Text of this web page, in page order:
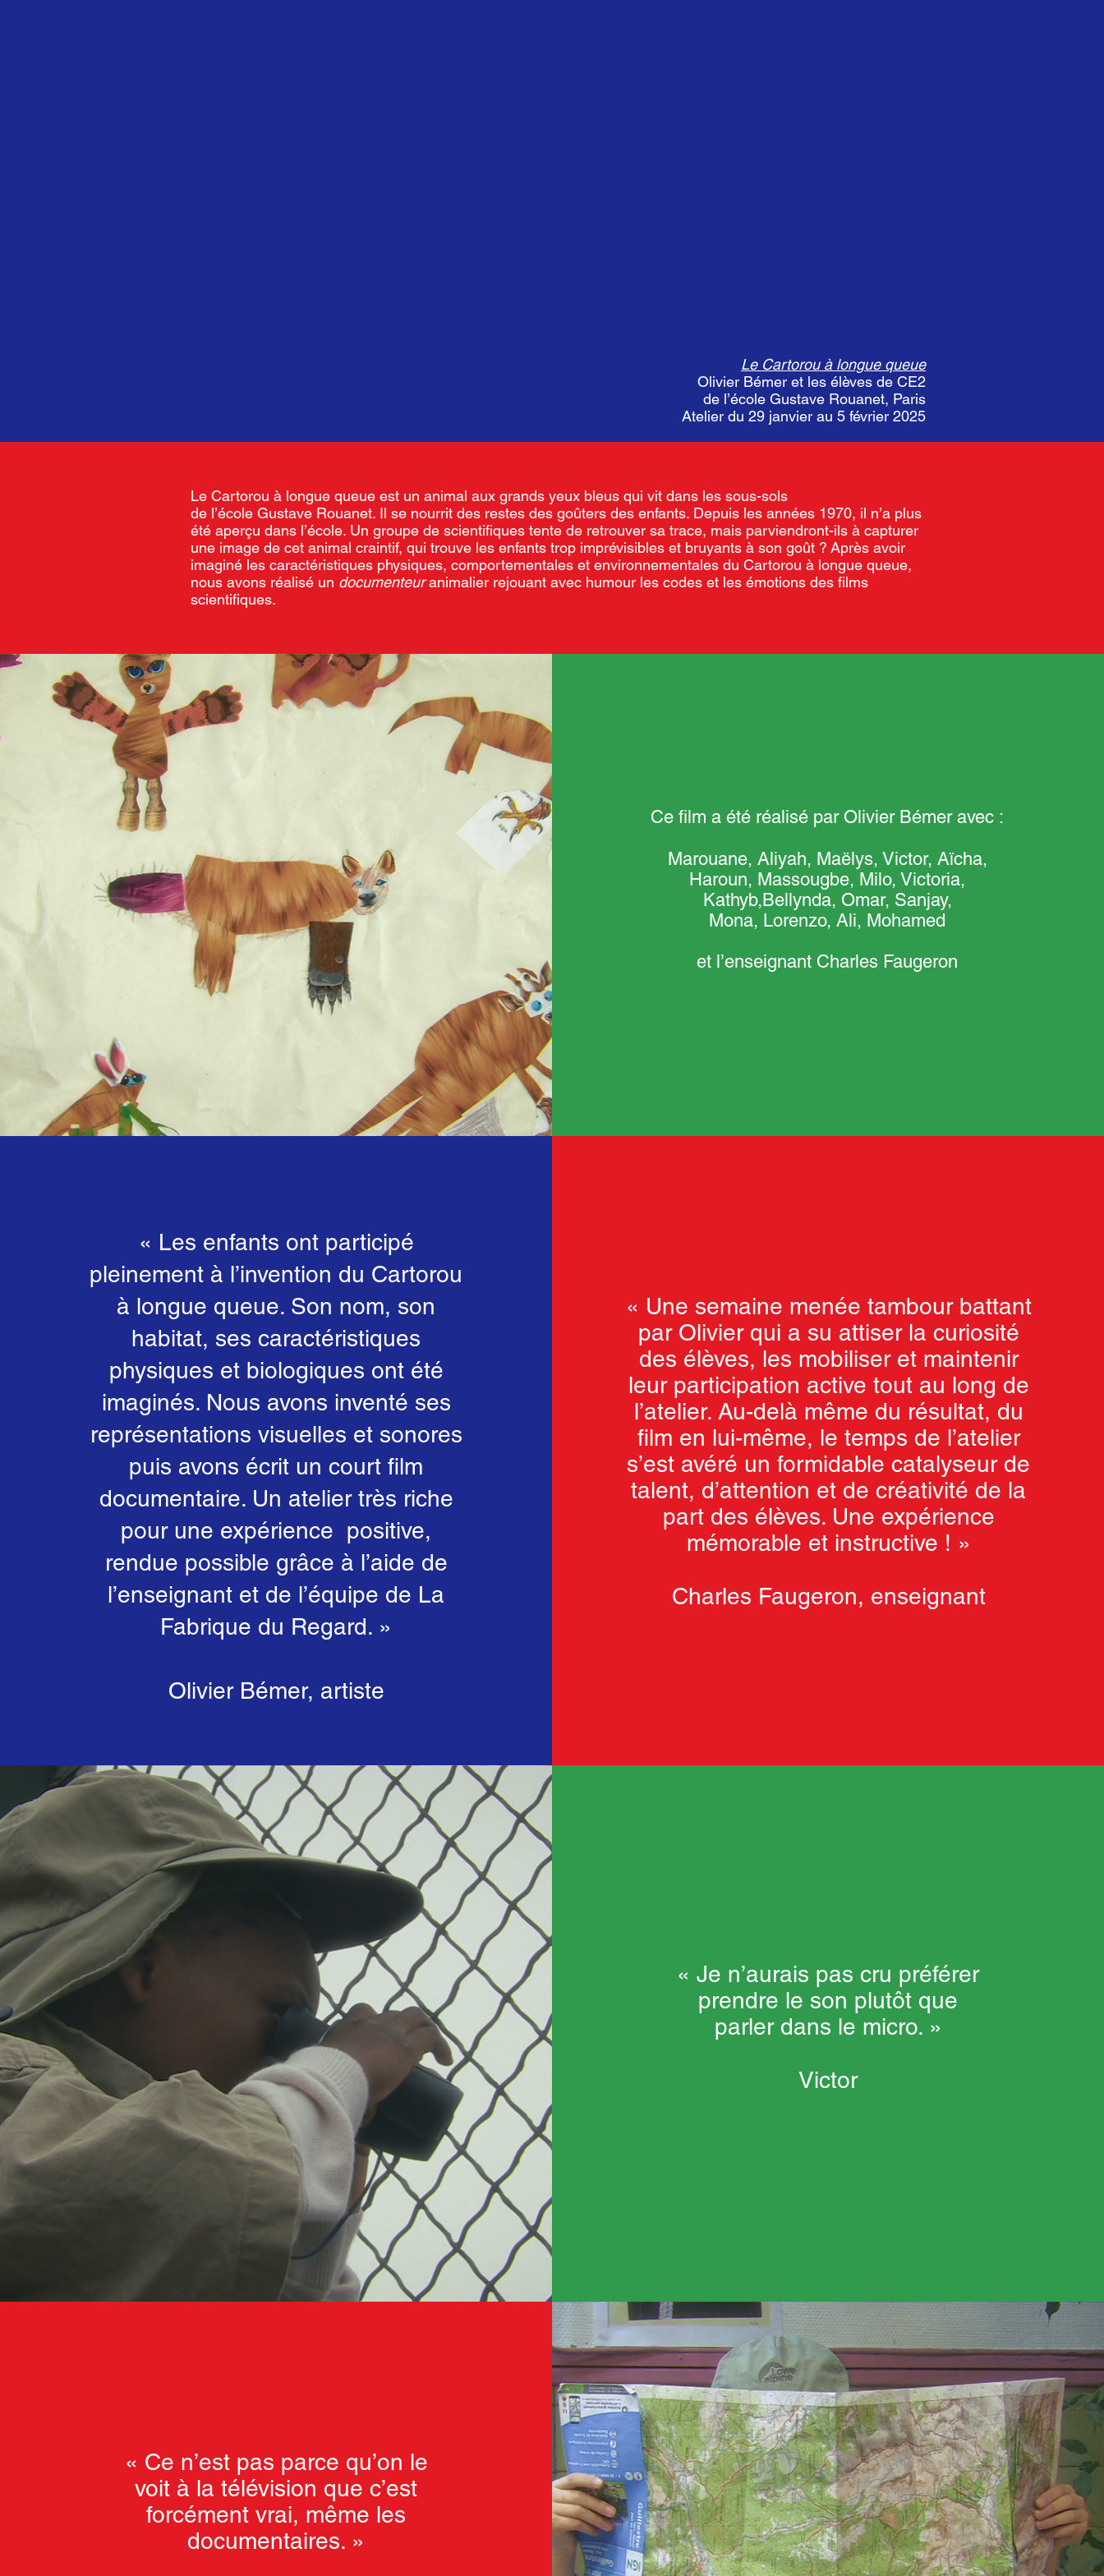
Le Cartorou à longue queue
Olivier Bémer et les élèves de CE2
de l’école Gustave Rouanet, Paris
Atelier du 29 janvier au 5 février 2025
Le Cartorou à longue queue est un animal aux grands yeux bleus qui vit dans les sous-sols
de l’école Gustave Rouanet. Il se nourrit des restes des goûters des enfants. Depuis les années 1970, il n’a plus
été aperçu dans l’école. Un groupe de scientifiques tente de retrouver sa trace, mais parviendront-ils à capturer
une image de cet animal craintif, qui trouve les enfants trop imprévisibles et bruyants à son goût ? Après avoir
imaginé les caractéristiques physiques, comportementales et environnementales du Cartorou à longue queue,
nous avons réalisé un documenteuranimalier rejouant avec humour les codes et les émotions des films
scientifiques.
Ce film a été réalisé par Olivier Bémer avec :
Marouane, Aliyah, Maëlys, Victor, Aïcha,
Haroun, Massougbe, Milo, Victoria,
Kathyb,Bellynda, Omar, Sanjay,
Mona, Lorenzo, Ali, Mohamed
et l’enseignant Charles Faugeron
« Les enfants ont participé
pleinement à l’invention du Cartorou
à longue queue. Son nom, son
habitat, ses caractéristiques
physiques et biologiques ont été
imaginés. Nous avons inventé ses
représentations visuelles et sonores
puis avons écrit un court film
documentaire. Un atelier très riche
pour une expérience positive,
rendue possible grâce à l’aide de
l’enseignant et de l’équipe de La
Fabrique du Regard. »
Olivier Bémer, artiste
« Une semaine menée tambour battant
par Olivier qui a su attiser la curiosité
des élèves, les mobiliser et maintenir
leur participation active tout au long de
l’atelier. Au-delà même du résultat, du
film en lui-même, le temps de l’atelier
s’est avéré un formidable catalyseur de
talent, d’attention et de créativité de la
part des élèves. Une expérience
mémorable et instructive ! »
Charles Faugeron, enseignant
« Je n’aurais pas cru préférer
prendre le son plutôt que
parler dans le micro. »
Victor
« Ce n’est pas parce qu’on le
voit à la télévision que c’est
forcément vrai, même les
documentaires. »